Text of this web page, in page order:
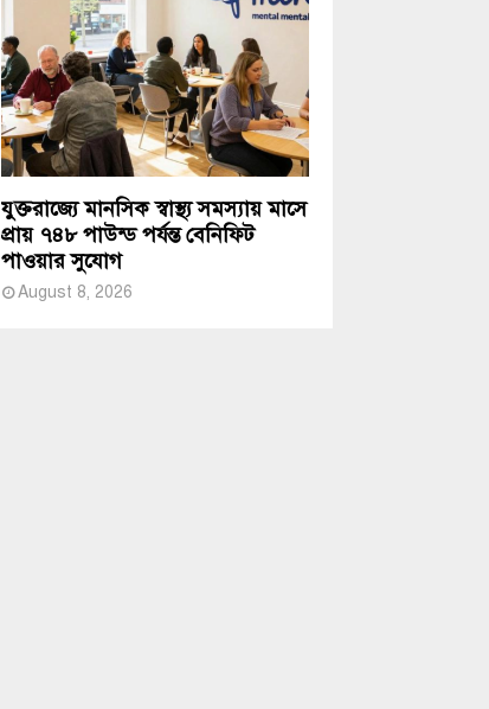
যুক্তরাজ্যে মানসিক স্বাস্থ্য সমস্যায় মাসে
প্রায় ৭৪৮ পাউন্ড পর্যন্ত বেনিফিট
পাওয়ার সুযোগ
August 8, 2026